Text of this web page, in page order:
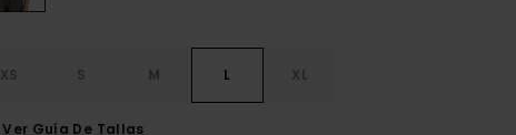
XS S M L XL
Ver Guía De Tallas